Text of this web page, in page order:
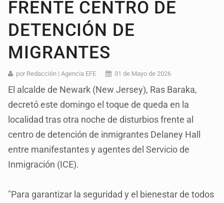
FRENTE CENTRO DE
DETENCIÓN DE
MIGRANTES
por Redacción | Agencia EFE 31 de Mayo de 2026
El alcalde de Newark (New Jersey), Ras Baraka,
decretó este domingo el toque de queda en la
localidad tras otra noche de disturbios frente al
centro de detención de inmigrantes Delaney Hall
entre manifestantes y agentes del Servicio de
Inmigración (ICE).
"Para garantizar la seguridad y el bienestar de todos